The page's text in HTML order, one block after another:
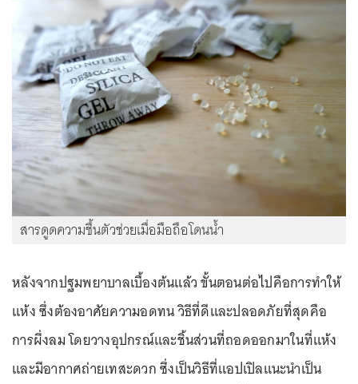
สารดูดความชื้นตัวช่วยเมื่อมือถือโดนน้ำ
หลังจากปฐมพยาบาลเบื้องต้นแล้ว ขั้นตอนต่อไปคือการทำให้
แห้ง ซึ่งต้องอาศัยความอดทน วิธีที่ดีและปลอดภัยที่สุดคือ
การผึ่งลม โดยวางอุปกรณ์และชิ้นส่วนที่ถอดออกมาในที่แห้ง
และมีอากาศถ่ายเทสะดวก ซึ่งเป็นวิธีที่แอปเปิลแนะนำเป็น